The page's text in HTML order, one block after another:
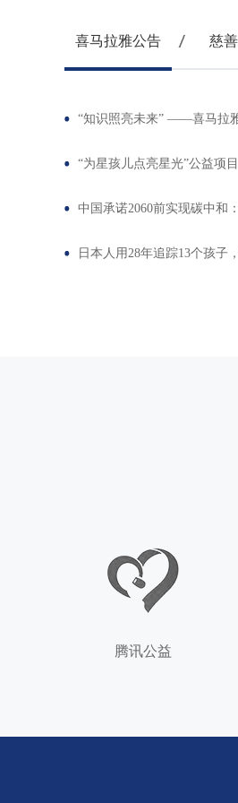
喜马拉雅公告 慈
“知识照亮未来” ——喜马拉
“为星孩儿点亮星光”公益项目
中国承诺2060前实现碳中和
日本人用28年追踪13个孩子
腾讯公益